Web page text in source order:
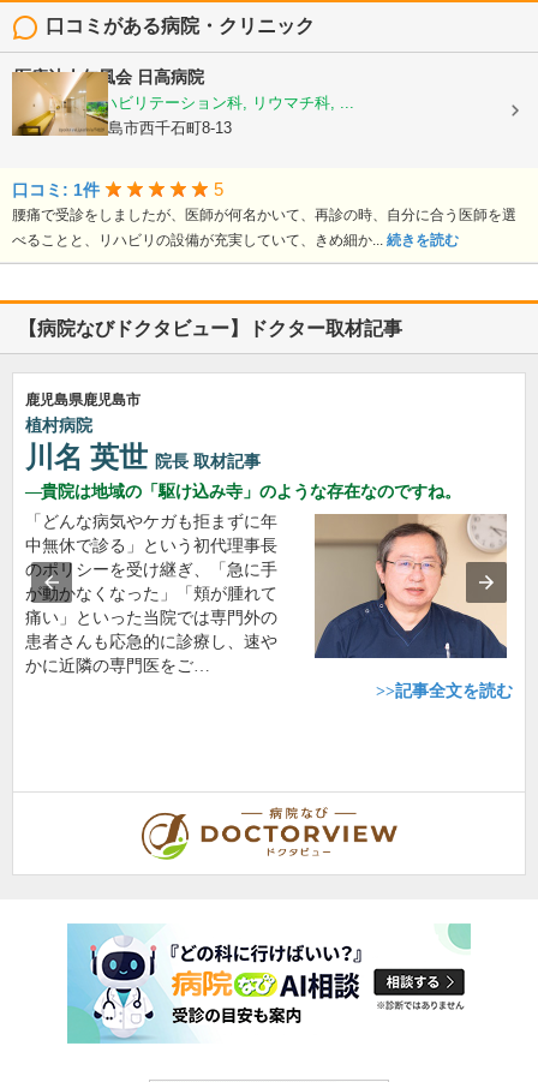
口コミがある病院・クリニック
医療法人仁風会 日高病院
整形外科, リハビリテーション科, リウマチ科, ...
鹿児島県鹿児島市西千石町8-13
口コミ: 1件 5
腰痛で受診をしましたが、医師が何名かいて、再診の時、自分に合う医師を選
べることと、リハビリの設備が充実していて、きめ細か... 続きを読む
【病院なびドクタビュー】ドクター取材記事
鹿児島県鹿児島市
植村病院
川名 英世 院長 取材記事
貴院は地域の「駆け込み寺」のような存在なのですね。
「どんな病気やケガも拒まずに年
中無休で診る」という初代理事長
のポリシーを受け継ぎ、「急に手
が動かなくなった」「頬が腫れて
痛い」といった当院では専門外の
患者さんも応急的に診療し、速や
かに近隣の専門医をご…
>>記事全文を読む